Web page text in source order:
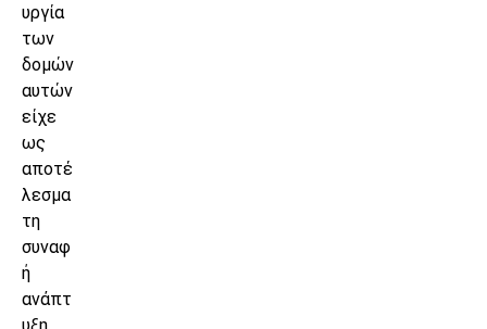
υργία
των
δομών
αυτών
είχε
ως
αποτέ
λεσμα
τη
συναφ
ή
ανάπτ